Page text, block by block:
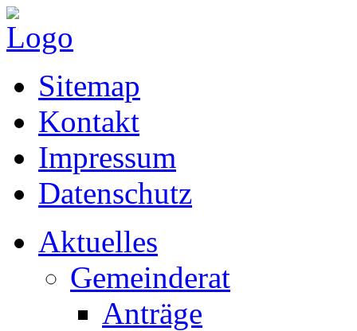
Sitemap
Kontakt
Impressum
Datenschutz
Aktuelles
Gemeinderat
Anträge